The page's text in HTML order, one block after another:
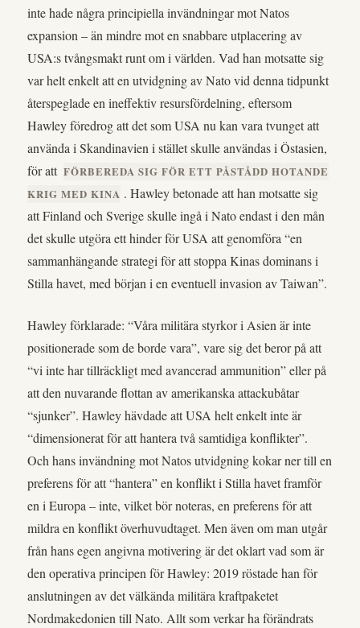
inte hade några principiella invändningar mot Natos
expansion – än mindre mot en snabbare utplacering av
USA:s tvångsmakt runt om i världen. Vad han motsatte sig
var helt enkelt att en utvidgning av Nato vid denna tidpunkt
återspeglade en ineffektiv resursfördelning, eftersom
Hawley föredrog att det som USA nu kan vara tvunget att
använda i Skandinavien i stället skulle användas i Östasien,
för att FÖRBEREDA SIG FÖR ETT PÅSTÅDD HOTANDE
KRIG MED KINA . Hawley betonade att han motsatte sig
att Finland och Sverige skulle ingå i Nato endast i den mån
det skulle utgöra ett hinder för USA att genomföra “en
sammanhängande strategi för att stoppa Kinas dominans i
Stilla havet, med början i en eventuell invasion av Taiwan”.
Hawley förklarade: “Våra militära styrkor i Asien är inte
positionerade som de borde vara”, vare sig det beror på att
“vi inte har tillräckligt med avancerad ammunition” eller på
att den nuvarande flottan av amerikanska attackubåtar
“sjunker”. Hawley hävdade att USA helt enkelt inte är
“dimensionerat för att hantera två samtidiga konflikter”.
Och hans invändning mot Natos utvidgning kokar ner till en
preferens för att “hantera” en konflikt i Stilla havet framför
en i Europa – inte, vilket bör noteras, en preferens för att
mildra en konflikt överhuvudtaget. Men även om man utgår
från hans egen angivna motivering är det oklart vad som är
den operativa principen för Hawley: 2019 röstade han för
anslutningen av det välkända militära kraftpaketet
Nordmakedonien till Nato. Allt som verkar ha förändrats